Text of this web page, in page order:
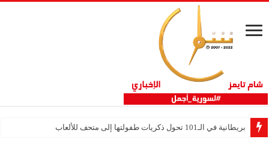
بريطانية في الـ101 تحول ذكريات طفولتها إلى متحف للألعاب